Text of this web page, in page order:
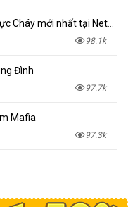
Đọc truyện Hương Tình Rực Cháy mới nhất tại NetTruyen
98.1k
Đình
97.7k
Mafia
97.3k